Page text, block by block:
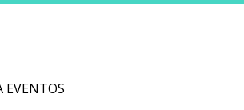
EVENTOS